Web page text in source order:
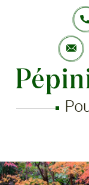
Accueil
Arbres
Hemerocallis